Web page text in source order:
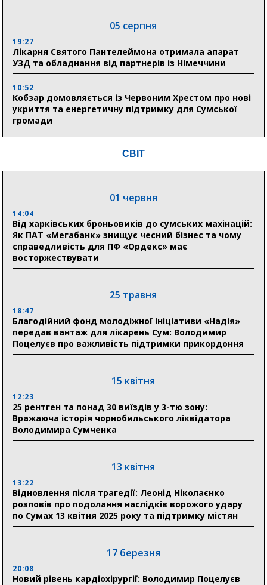
05 серпня
19:27
Лікарня Святого Пантелеймона отримала апарат
УЗД та обладнання від партнерів із Німеччини
10:52
Кобзар домовляється із Червоним Хрестом про нові
укриття та енергетичну підтримку для Сумської
громади
Понад 8 мільйонів книжок згоріли. Як допомогти
04 серпня
20:41
Пенсійний фонд Сумщини спрямував 0,2 млрд грн
на пенсії, страхові виплати та підтримку
прифронтових громад
03 серпня
18:54
Романько розширює програму відпочинку дітей із
прифронтової Сумщини: перша група оздоровилася
в Австрії
відновлення житла майже на 6,6 млн грн
31 липня
21:01
17:52
«Укрексімбанк» припиняє виплату пенсій: у
Пенсійному фонді Сумщини пояснили, що робити
людям
Артем Кобзар вручив родинам 20 полеглих Героїв
відзнаки «Почесного громадянина міста Суми»
СВІТ
01 червня
14:04
Від харківських броньовиків до сумських махінацій:
Як ПАТ «Мегабанк» знищує чесний бізнес та чому
справедливість для ПФ «Ордекс» має
восторжествувати
25 травня
18:47
Благодійний фонд молодіжної ініціативи «Надія»
передав вантаж для лікарень Сум: Володимир
Поцелуєв про важливість підтримки прикордоння
15 квітня
12:23
25 рентген та понад 30 виїздів у 3-тю зону:
Вражаюча історія чорнобильського ліквідатора
Володимира Сумченка
13 квітня
13:22
Відновлення після трагедії: Леонід Ніколаєнко
розповів про подолання наслідків ворожого удару
по Сумах 13 квітня 2025 року та підтримку містян
17 березня
20:08
Новий рівень кардіохірургії: Володимир Поцелуєв